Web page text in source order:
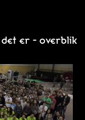
er - overblik